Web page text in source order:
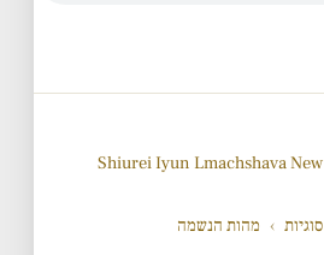
Shiurei Iyun Lmachshava New
סוגיות › מהות הנשמה